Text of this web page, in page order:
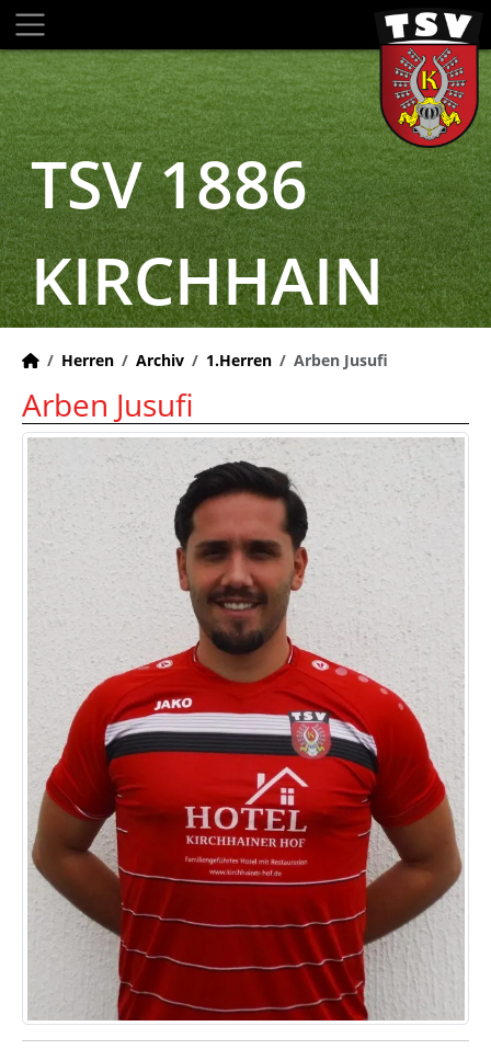
TSV 1886
KIRCHHAIN
Herren Archiv 1.Herren Arben Jusufi
Arben Jusufi